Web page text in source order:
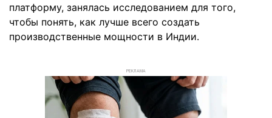
платформу, занялась исследованием для того,
чтобы понять, как лучше всего создать
производственные мощности в Индии.
РЕКЛАМА